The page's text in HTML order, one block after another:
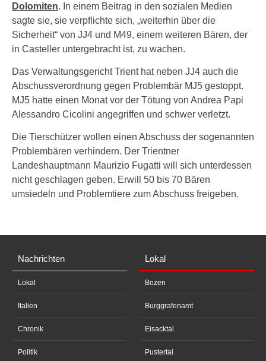
Dolomiten. In einem Beitrag in den sozialen Medien
sagte sie, sie verpflichte sich, „weiterhin über die
Sicherheit“ von JJ4 und M49, einem weiteren Bären, der
in Casteller untergebracht ist, zu wachen.
Das Verwaltungsgericht Trient hat neben JJ4 auch die
Abschussverordnung gegen Problembär MJ5 gestoppt.
MJ5 hatte einen Monat vor der Tötung von Andrea Papi
Alessandro Cicolini angegriffen und schwer verletzt.
Die Tierschützer wollen einen Abschuss der sogenannten
Problembären verhindern. Der Trientner
Landeshauptmann Maurizio Fugatti will sich unterdessen
nicht geschlagen geben. Erwill 50 bis 70 Bären
umsiedeln und Problemtiere zum Abschuss freigeben.
Nachrichten
Lokal
Italien
Chronik
Politik
Lokal
Bozen
Burggrafenamt
Eisacktal
Pustertal